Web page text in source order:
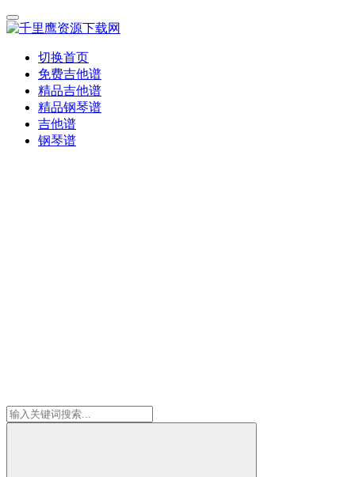
切换首页
免费吉他谱
精品吉他谱
精品钢琴谱
吉他谱
钢琴谱